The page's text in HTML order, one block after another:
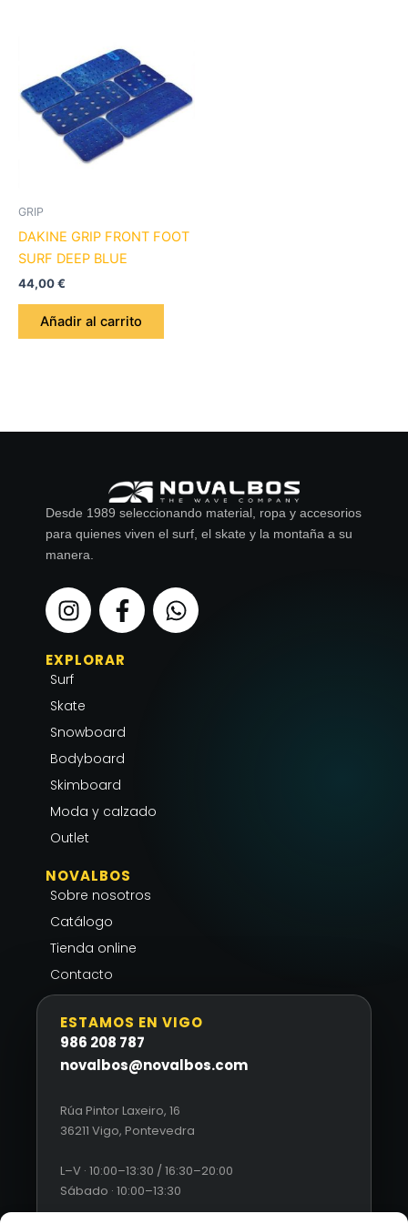
GRIP
DAKINE GRIP FRONT FOOT
SURF DEEP BLUE
44,00€
Añadir al carrito
Desde 1989 seleccionando material, ropa y accesorios
para quienes viven el surf, el skate y la montaña a su
manera.
I
n
s
t
a
g
r
a
m
F
a
c
e
o
k
f
W
h
a
EXPLORAR
Surf
Skate
Snowboard
Bodyboard
Skimboard
Moda y calzado
Outlet
NOVALBOS
Sobre nosotros
Catálogo
Tienda online
Contacto
ESTAMOS EN VIGO
986 208 787
novalbos@novalbos.com
Rúa Pintor Laxeiro, 16
36211 Vigo, Pontevedra
L–V · 10:00–13:30 / 16:30–20:00
Sábado · 10:00–13:30